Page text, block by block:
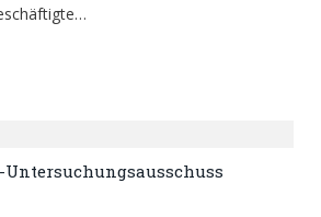
Untersuchungsausschuss